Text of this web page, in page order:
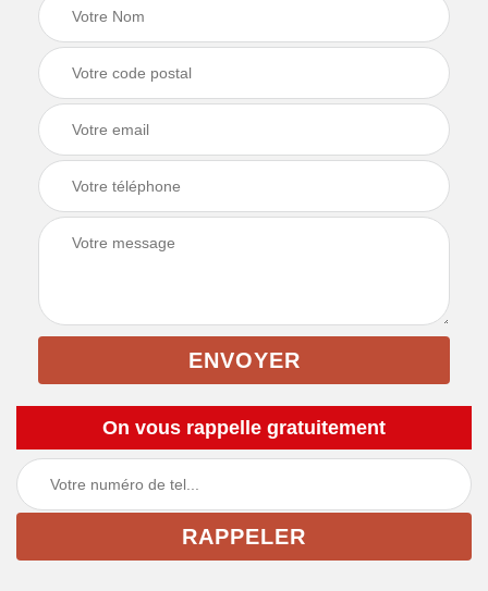
On vous rappelle gratuitement